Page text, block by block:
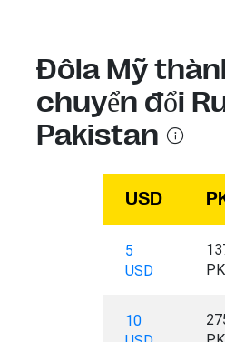
Đôla Mỹ
chuyển đổi
Pakistan
USD
5
USD
10